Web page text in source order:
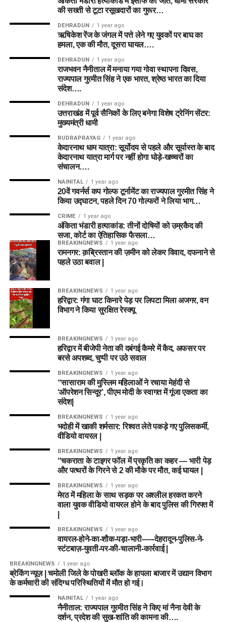
गेंदबाजी विश्लेषण:केनिंगटन ओवल में डेथ ओवरों (Death
Overs – अंतिम 20 गेंदें) में गेंदबाजी करने वाले बॉलर्स को अपनी
टीम में रखना न भूलें, क्योंकि इस दौरान विकेट गिरने की संभावना
सबसे अधिक होती है।
10. अक्सर पूछे जाने वाले प्रश्न (FAQs)
प्रश्न 1: ML-W vs TRT-W Match 25
कब और कहां खेला जाएगा?
ओवल, लंदन में खेला जाएगा।
प्रश्न 2: आज के मैच में Dream11 कप्तान
किसे बनाएं?
सबसे बेस्ट विकल्प हैं।
प्रश्न 3: क्या केनिंगटन ओवल की पिच स्पिनरों
के लिए अच्छी है?
गेंदबाजों को नई गेंद से शुरुआती ओवरों में मदद मिलती है।
निष्कर्ष (Conclusion)
MI London Women और Trent Rockets Women दोनों ही स्टार
खिलाड़ियों से सजी टीमें हैं। जहां MI London को घरेलू परिस्थितियों का
फायदा मिलेगा, वहीं Trent Rockets अपने मजबूत ऑलराउंड डिपार्टमेंट
पर भरोसा करेगी। फैंटेसीक्रिकेटमें सफलता के लिए हमारे द्वारा बताए गए
आंकड़ों, टॉस अपडेट और पिच स्थिति के आधार पर अपनी फाइनल
अस्वीकरण (Disclaimer): फैंटेसी स्पोर्ट्स में वित्तीय जोखिम शामिल है।
की सख्ती से टूटा रसूखदारों का गुरूर…
DEHRADUN 1 year ago
ऋषिकेश रेंज के जंगल में पत्ते लेने गए युवकों पर बाघ का
हमला, एक की मौत, दूसरा घायल….
DEHRADUN 1 year ago
राजभवन नैनीताल में मनाया गया गोवा स्थापना दिवस,
राज्यपाल गुरमीत सिंह ने एक भारत, श्रेष्ठ भारत का दिया
संदेश….
DEHRADUN 1 year ago
उत्तराखंड में पूर्व सैनिकों के लिए बनेगा विशेष ट्रेनिंग सेंटर:
मुख्यमंत्री धामी
RUDRAPRAYAG 1 year ago
केदारनाथ धाम यात्रा: सूर्योदय से पहले और सूर्यास्त के बाद
केदारनाथ यात्रा मार्ग पर नहीं होगा घोड़े-खच्चरों का
संचालन….
NAINITAL 1 year ago
20वें गवर्नर्स कप गोल्फ टूर्नामेंट का राज्यपाल गुरमीत सिंह ने
किया उद्घाटन, पहले दिन 70 गोल्फरों ने लिया भाग…
CRIME 1 year ago
अंकिता भंडारी हत्याकांड: तीनों दोषियों को उम्रकैद की
सजा, कोर्ट का ऐतिहासिक फैसला…
BREAKINGNEWS 1 year ago
रामनगर: क़ब्रिस्तान की ज़मीन को लेकर विवाद, दफनाने से
पहले उठा बवाल |
BREAKINGNEWS 1 year ago
हरिद्वार: गंगा घाट किनारे पेड़ पर लिपटा मिला अजगर, वन
विभाग ने किया सुरक्षित रेस्क्यू
BREAKINGNEWS 1 year ago
हरिद्वार में बीजेपी नेता की दबंगई कैमरे में कैद, अफसर पर
बरसे अपशब्द, चुप्पी पर उठे सवाल
BREAKINGNEWS 1 year ago
“सासाराम की मुस्लिम महिलाओं ने रचाया मेहंदी से
‘ऑपरेशन सिन्दूर’, पीएम मोदी के स्वागत में गूंजा एकता का
संदेश|
BREAKINGNEWS 1 year ago
भदोही में खाकी शर्मसार: रिश्वत लेते पकड़े गए पुलिसकर्मी,
वीडियो वायरल |
BREAKINGNEWS 1 year ago
“चकराता के टाइगर फॉल में प्रकृति का कहर — भारी पेड़
और पत्थरों के गिरने से 2 की मौके पर मौत, कई घायल |
BREAKINGNEWS 1 year ago
मेरठ में महिला के साथ सड़क पर अश्लील हरकत करने
वाला युवक वीडियो वायरल होने के बाद पुलिस की गिरफ्त में
BREAKINGNEWS 1 year ago
वायरल-होने-का-शौक-पड़ा-भारी-—-देहरादून-पुलिस-ने-
स्टंटबाज़-युवती-पर-की-चालानी-कार्रवाई |
BREAKINGNEWS 1 year ago
ब्रेकिंग न्यूज़ | चमोली जिले के पोखरी ब्लॉक के हापला बाजार में उद्यान विभाग
के कर्मचारी की संदिग्ध परिस्थितियों में मौत हो गई।
NAINITAL 1 year ago
नैनीताल: राज्यपाल गुरमीत सिंह ने किए मां नैना देवी के
दर्शन, प्रदेश की सुख-शांति की कामना की….